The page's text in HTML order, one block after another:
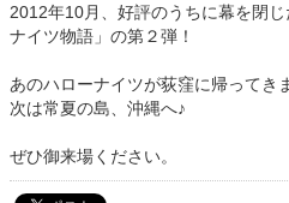
2012年10月、好評のうちに幕を閉
ナイツ物語」の第２弾！
あのハローナイツが荻窪に帰ってき
次は常夏の島、沖縄へ♪
ぜひ御来場ください。